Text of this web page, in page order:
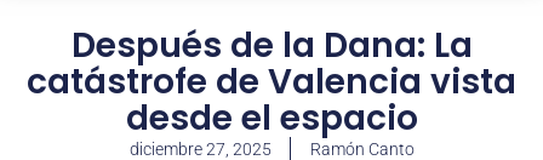
Después de la Dana: La
catástrofe de Valencia vista
desde el espacio
diciembre 27, 2025 Ramón Canto